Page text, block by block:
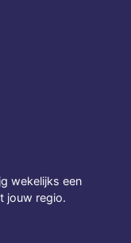
wekelijks een
jouw regio.